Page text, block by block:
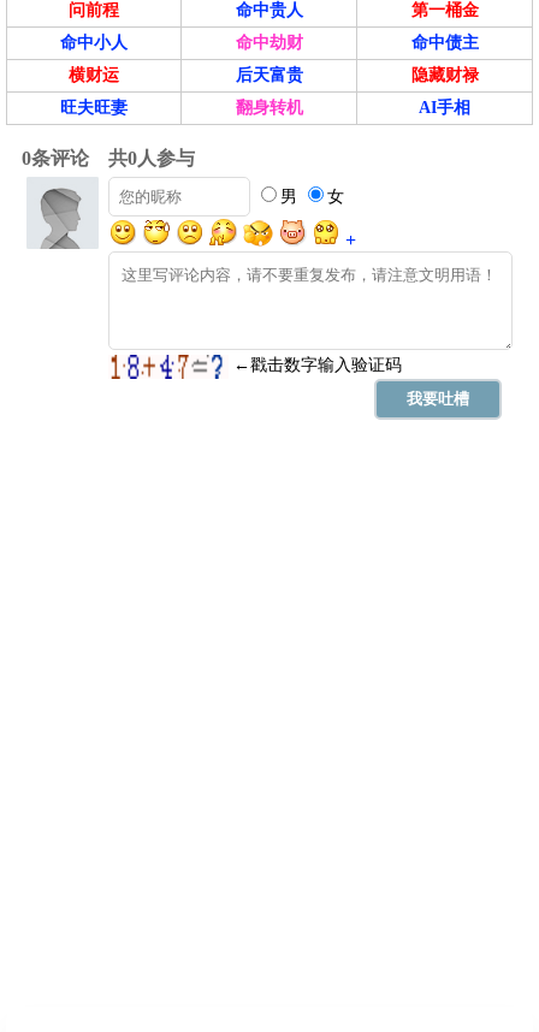
问前程 命中贵人
第一桶金
命中小人
命中劫财
命中债主
横财运
后天富贵
隐藏财禄
旺夫旺妻
翻身转机 AI手相